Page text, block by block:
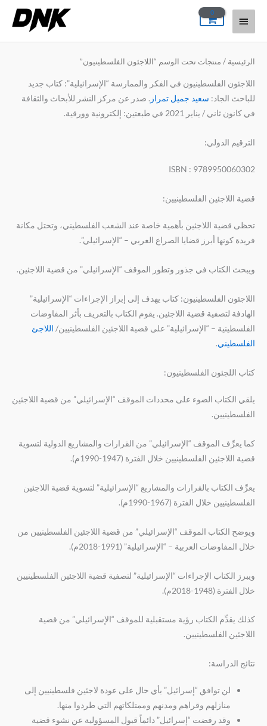
المحتوى
القائمة
الرئيسية
الرئيسية / منتجات تحت الوسم “اللاجئون الفلسطينيون”
اللاجئون الفلسطينيون في الفكر والممارسة “الإسرائيلية”: كتاب جديد
للباحث الجاد: سعيد جميل تمراز . صدر عن مركز النشر للأبحاث والثقافة
في كانون ثاني / يناير 2021 في طبعتين: إلكترونية وورقية.
الترقيم الدولي:
ISBN : 9789950060302
قضية اللاجئين الفلسطينيين:
تحظى قضية اللاجئين بأهمية خاصة عند الشعب الفلسطيني، وتحتل مكانة
فريدة كونها أبرز قضايا الصراع العربي – “الإسرائيلي”.
ويبحث الكتاب في جذور وتطور الموقف “الإسرائيلي” من قضية اللاجئين.
اللاجئون الفلسطينيون: كتاب يهدف إلى إبراز الإجراءات “الإسرائيلية”
الهادفة لتصفية قضية اللاجئين. يقوم الكتاب بالتعريف بأثر المفاوضات
الفلسطينية – “الإسرائيلية” على قضية اللاجئين الفلسطينيين/ اللاجئ
الفلسطيني.
كتاب اللجئون الفلسطينيون:
يلقي الكتاب الضوء على محددات الموقف “الإسرائيلي” من قضية اللاجئين
الفلسطينيين.
كما يعرِّف الموقف “الإسرائيلي” من القرارات والمشاريع الدولية لتسوية
قضية اللاجئين الفلسطينيين خلال الفترة (1947-1990م).
يعرِّف الكتاب بالقرارات والمشاريع “الإسرائيلية” لتسوية قضية اللاجئين
الفلسطينيين خلال الفترة (1967-1990م).
ويوضح الكتاب الموقف “الإسرائيلي” من قضية اللاجئين الفلسطينيين من
خلال المفاوضات العربية – “الإسرائيلية” (1991-2018م).
ويبرز الكتاب الإجراءات “الإسرائيلية” لتصفية قضية اللاجئين الفلسطينيين
خلال الفترة (1948-2018م).
كذلك يقدِّم الكتاب رؤية مستقبلية للموقف “الإسرائيلي” من قضية
اللاجئين الفلسطينيين.
نتائج الدراسة:
لن توافق “إسرائيل” بأي حال على عودة لاجئين فلسطينيين إلى
منازلهم وقراهم ومدنهم وممتلكاتهم التي طردوا منها.
وقد رفضت “إسرائيل” دائماً قبول المسؤولية عن نشوء قضية